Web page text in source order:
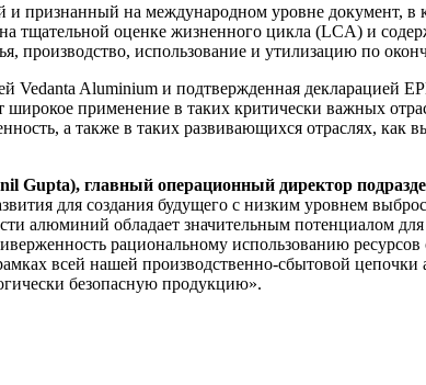
признанный на международном уровне документ, в
на тщательной оценке жизненного цикла (LCA) и
производство, использование и утилизацию по
Aluminium и подтвержденная декларацией
применение в таких критически важных
а также в таких развивающихся отраслях, как
Gupta), главный операционный директор
для создания будущего с низким уровнем
алюминий обладает значительным потенциалом
рациональному использованию
всей нашей производственно-сбытовой
безопасную продукцию».